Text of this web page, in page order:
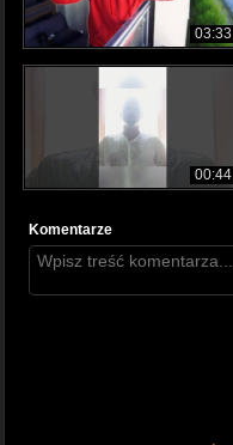
03:33
00:44
Komentarze